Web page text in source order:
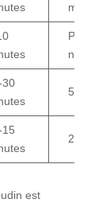
minutes
Pas
30
5
15
2
est